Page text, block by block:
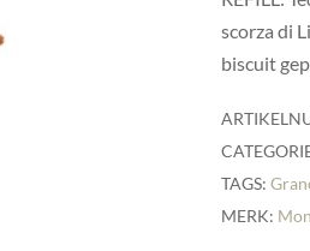
scorza di
biscuit
TAGS:
MERK: